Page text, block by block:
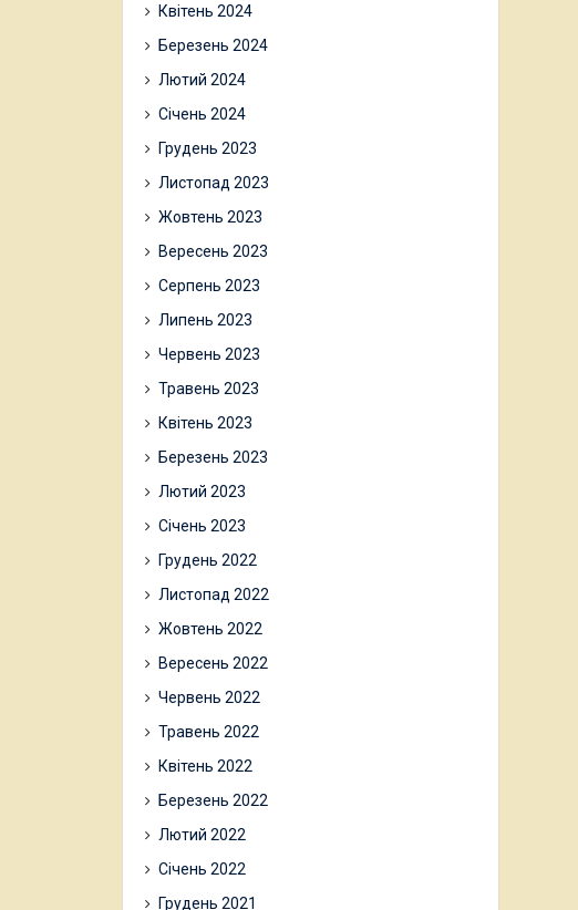
Квітень 2024
Березень 2024
Лютий 2024
Січень 2024
Грудень 2023
Листопад 2023
Жовтень 2023
Вересень 2023
Серпень 2023
Липень 2023
Червень 2023
Травень 2023
Квітень 2023
Березень 2023
Лютий 2023
Січень 2023
Грудень 2022
Листопад 2022
Жовтень 2022
Вересень 2022
Червень 2022
Травень 2022
Квітень 2022
Березень 2022
Лютий 2022
Січень 2022
Грудень 2021